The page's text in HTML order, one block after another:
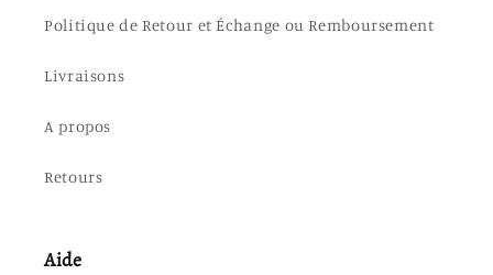
Politique de Retour et Échange ou Remboursement
Livraisons
A propos
Retours
Aide